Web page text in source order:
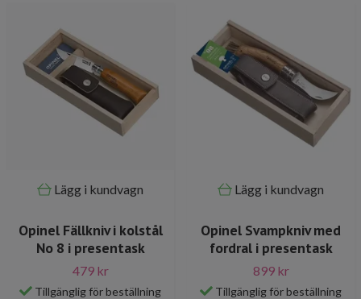
Lägg i kundvagn
Opinel Fällkniv i kolstål
No 8 i presentask
479 kr
Tillgänglig för beställning
Lägg i kundvagn
Opinel Svampkniv med
fordral i presentask
899 kr
Tillgänglig för beställning